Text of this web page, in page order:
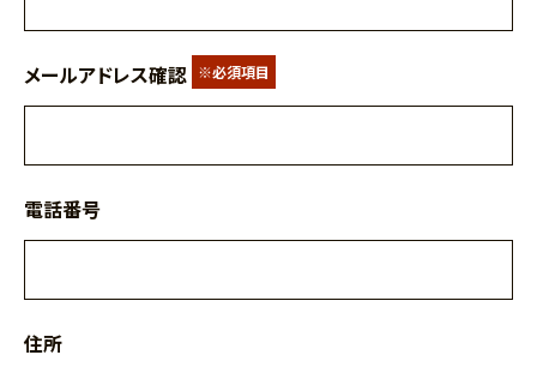
メールアドレス確認 ※必須項目
電話番号
住所